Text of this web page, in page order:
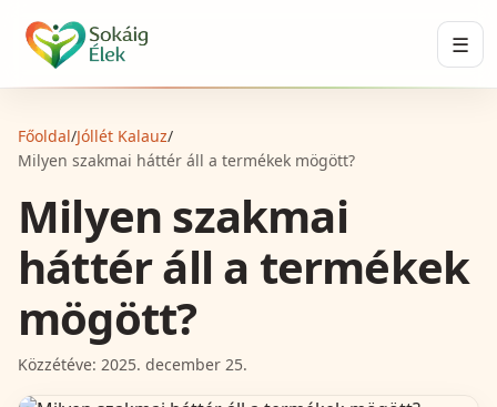
☰
Főoldal/Jóllét Kalauz/
Milyen szakmai háttér áll a termékek mögött?
Milyen szakmai
háttér áll a termékek
mögött?
Közzétéve: 2025. december 25.